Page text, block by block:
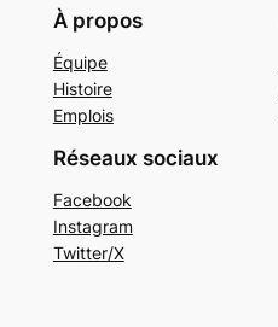
À propos
Équipe
Histoire
Emplois
Réseaux sociaux
Facebook
Instagram
Twitter/X